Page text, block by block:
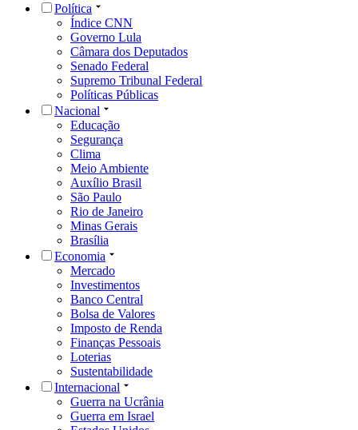
Política
Índice CNN
Governo Lula
Câmara dos Deputados
Senado Federal
Supremo Tribunal Federal
Políticas Públicas
Nacional
Educação
Segurança
Clima
Meio Ambiente
Auxílio Brasil
São Paulo
Rio de Janeiro
Minas Gerais
Brasília
Economia
Mercado
Investimentos
Banco Central
Bolsa de Valores
Imposto de Renda
Finanças Pessoais
Loterias
Sustentabilidade
Internacional
Guerra na Ucrânia
Guerra em Israel